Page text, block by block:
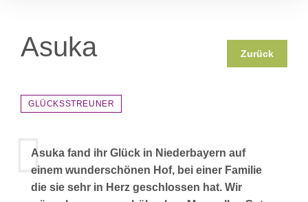
Asuka Zurück
GLÜCKSSTREUNER
Asuka fand ihr Glück in Niederbayern auf
einem wunderschönen Hof, bei einer Familie
die sie sehr in Herz geschlossen hat. Wir